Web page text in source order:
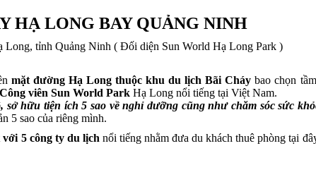
HẠ LONG BAY QUẢNG NINH
tỉnh Quảng Ninh ( Đối diện Sun World Hạ Long Park )
mặt đường Hạ Long thuộc khu du lịch Bãi Cháy bao chọn
Công viên Sun World Park Hạ Long nổi tiếng tại Việt Nam.
sở hữu tiện ích 5 sao về nghỉ dưỡng cũng như chăm sóc sức
5 sao của riêng mình.
5 công ty du lịch nổi tiếng nhằm đưa du khách thuê phòng tại